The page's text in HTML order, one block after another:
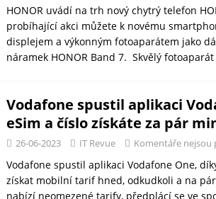
HONOR uvádí na trh nový chytrý telefon
probíhající akci můžete k novému
displejem a výkonným fotoaparátem jako
náramek HONOR Band 7. Skvělý
Vodafone spustil aplikaci
eSim a číslo získáte za pár
26-06-2023 IT Revue Komentáře nejsou
Vodafone spustil aplikaci Vodafone One,
získat mobilní tarif hned, odkudkoli a na
nabízí neomezené tarify, předplácí se ve